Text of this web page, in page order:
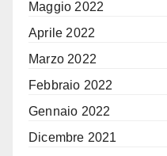
Maggio 2022
Aprile 2022
Marzo 2022
Febbraio 2022
Gennaio 2022
Dicembre 2021